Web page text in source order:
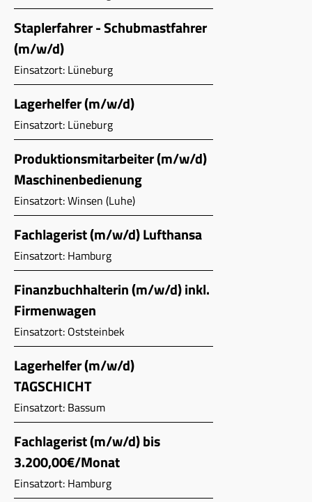
Staplerfahrer - Schubmastfahrer
(m/w/d)
Einsatzort: Lüneburg
Lagerhelfer (m/w/d)
Einsatzort: Lüneburg
Produktionsmitarbeiter (m/w/d)
Maschinenbedienung
Einsatzort: Winsen (Luhe)
Fachlagerist (m/w/d) Lufthansa
Einsatzort: Hamburg
Finanzbuchhalterin (m/w/d) inkl.
Firmenwagen
Einsatzort: Oststeinbek
Lagerhelfer (m/w/d)
TAGSCHICHT
Einsatzort: Bassum
Fachlagerist (m/w/d) bis
3.200,00€/Monat
Einsatzort: Hamburg